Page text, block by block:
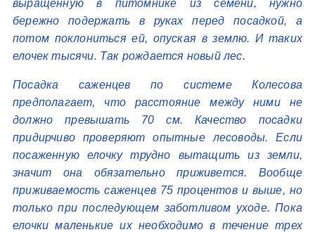
выращенную в питомнике из семени, нужно
бережно подержать в руках перед посадкой, а
потом поклониться ей, опуская в землю. И таких
елочек тысячи. Так рождается новый лес.
Посадка саженцев по системе Колесова
предполагает, что расстояние между ними не
должно превышать 70 см. Качество посадки
придирчиво проверяют опытные лесоводы. Если
посаженную елочку трудно вытащить из земли,
значит она обязательно приживется. Вообще
приживаемость саженцев 75 процентов и выше, но
только при последующем заботливом уходе. Пока
елочки маленькие их необходимо в течение трех